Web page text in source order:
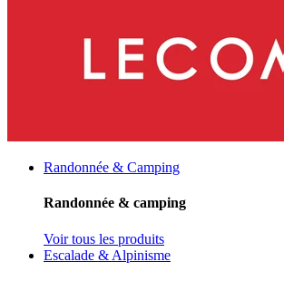
Randonnée & Camping
Randonnée & camping
Voir tous les produits
Escalade & Alpinisme